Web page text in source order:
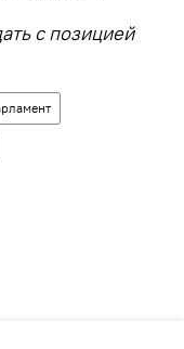
с позицией